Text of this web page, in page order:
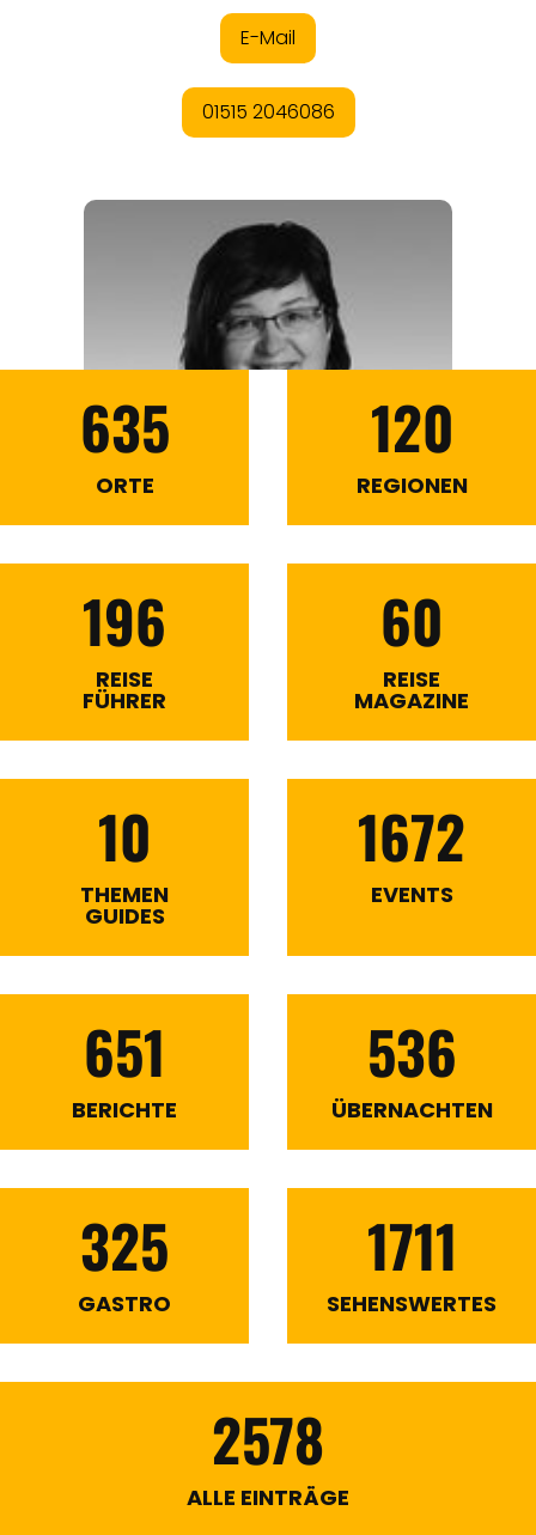
635
ORTE
120
REGIONEN
196
REISE
FÜHRER
60
REISE
MAGAZINE
10
THEMEN
GUIDES
1672
EVENTS
651
BERICHTE
536
ÜBERNACHTEN
325
GASTRO
1711
SEHENSWERTES
2578
ALLE EINTRÄGE